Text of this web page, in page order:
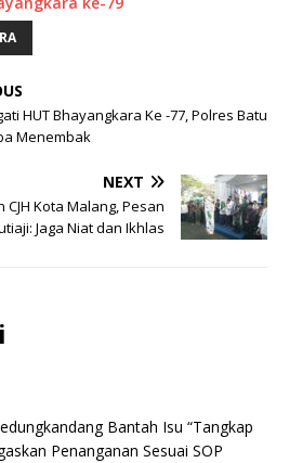
HUT Bhayangkara Ke -77, Polres Batu
Menembak
NEXT
Kota Malang, Pesan
Jaga Niat dan Ikhlas
Bantah Isu “Tangkap
Penanganan Sesuai SOP